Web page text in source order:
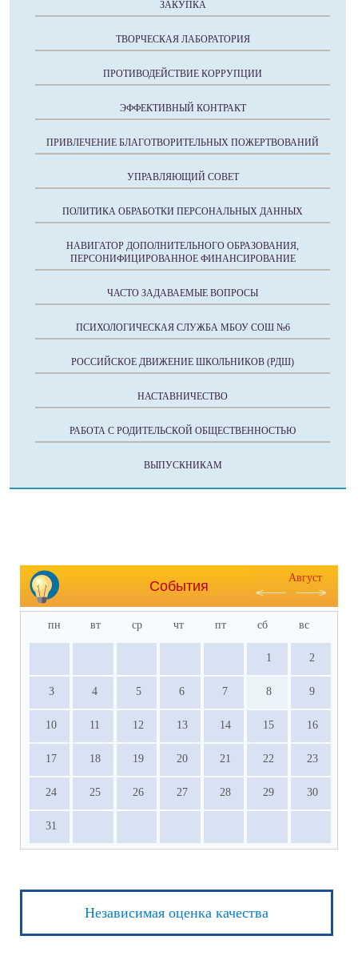
ЗАКУПКА
ТВОРЧЕСКАЯ ЛАБОРАТОРИЯ
ПРОТИВОДЕЙСТВИЕ КОРРУПЦИИ
ЭФФЕКТИВНЫЙ КОНТРАКТ
ПРИВЛЕЧЕНИЕ БЛАГОТВОРИТЕЛЬНЫХ ПОЖЕРТВОВАНИЙ
УПРАВЛЯЮЩИЙ СОВЕТ
ПОЛИТИКА ОБРАБОТКИ ПЕРСОНАЛЬНЫХ ДАННЫХ
НАВИГАТОР ДОПОЛНИТЕЛЬНОГО ОБРАЗОВАНИЯ,
ПЕРСОНИФИЦИРОВАННОЕ ФИНАНСИРОВАНИЕ
ЧАСТО ЗАДАВАЕМЫЕ ВОПРОСЫ
ПСИХОЛОГИЧЕСКАЯ СЛУЖБА МБОУ СОШ №6
РОССИЙСКОЕ ДВИЖЕНИЕ ШКОЛЬНИКОВ (РДШ)
НАСТАВНИЧЕСТВО
РАБОТА С РОДИТЕЛЬСКОЙ ОБЩЕСТВЕННОСТЬЮ
ВЫПУСКНИКАМ
События
Август
пн вт ср чт пт сб вс
1 2
3 4 5 6 7 8 9
10 11 12 13 14 15 16
17 18 19 20 21 22 23
24 25 26 27 28 29 30
31
Независимая оценка качества